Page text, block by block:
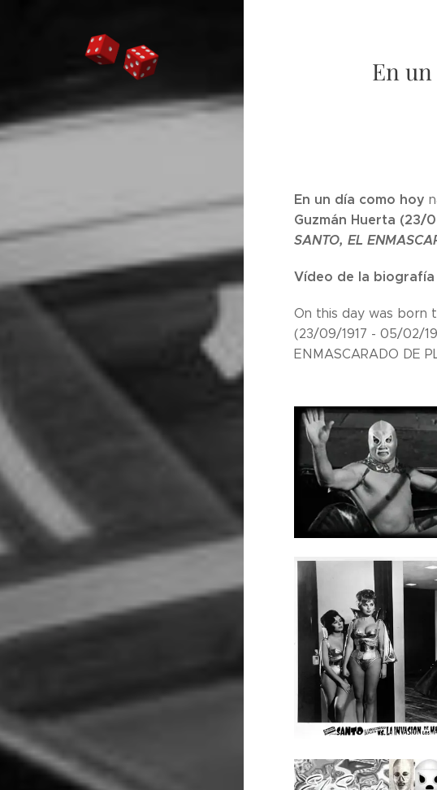
En un
En un día como hoy
Guzmán Huerta (23/
SANTO, EL
Vídeo de la
On this day was born
(23/09/1917 - 05/02/
ENMASCARADO DE